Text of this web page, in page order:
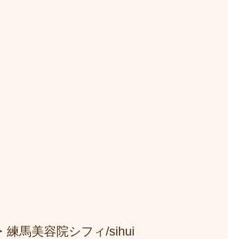
練馬美容院シフィ/sihui